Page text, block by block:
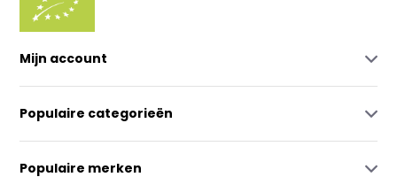
Mijn account
Populaire categorieën
Populaire merken